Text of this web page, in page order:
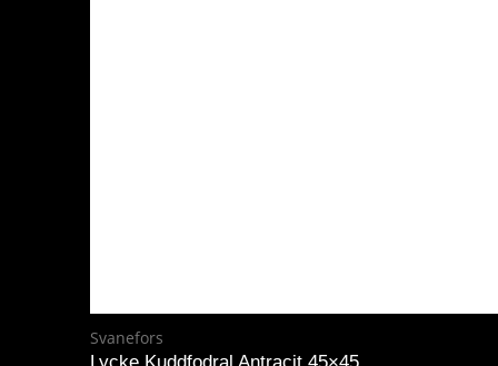
Svanefors
Lycke Kuddfodral Antracit 45×45